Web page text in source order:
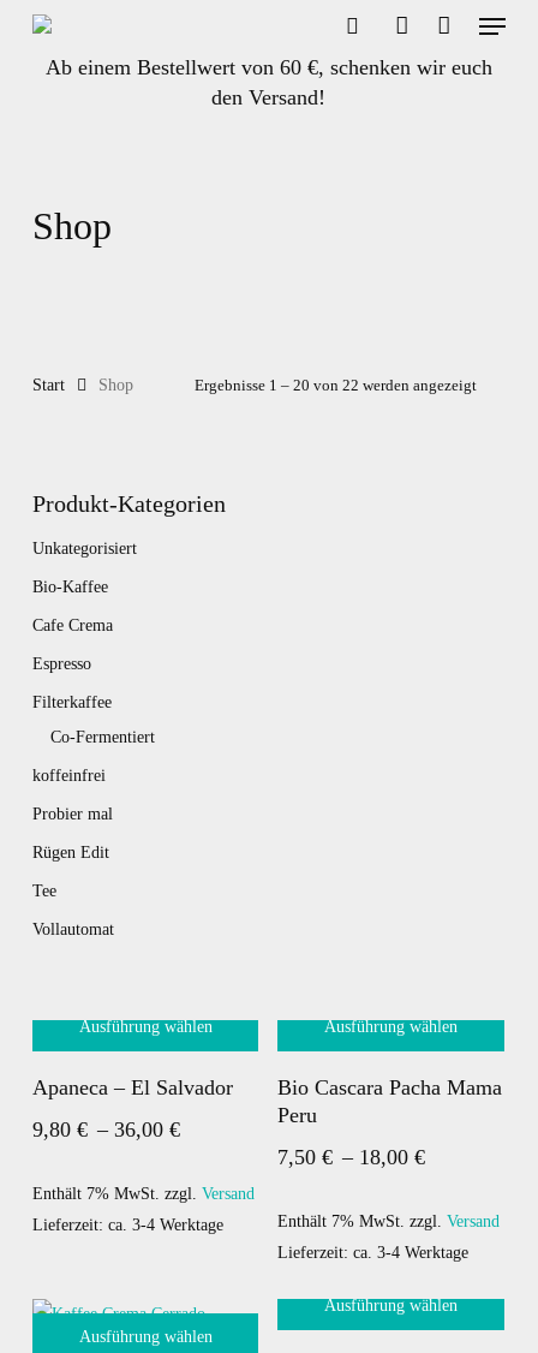
Menu
Ab einem Bestellwert von 60 €, schenken wir euch
den Versand!
Shop
Ergebnisse 1 – 20 von 22 werden angezeigt
Start Shop
Produkt-Kategorien
Unkategorisiert
Bio-Kaffee
Cafe Crema
Espresso
Filterkaffee
Co-Fermentiert
koffeinfrei
Probier mal
Rügen Edit
Tee
Vollautomat
Ausführung wählen
Produkt
weist
Varianten
auf.
können
Apaneca – El Salvador
9,80 € – 36,00 € Preisspanne:
bis
36,00 €
Enthält 7% MwSt. zzgl. Versand
Lieferzeit: ca. 3-4 Werktage
Ausführung wählen
Produkt
weist
mehrere
auf.
Die
können
Bio Cascara Pacha Mama
Peru
7,50€ – 18,00€
bis
18,00 €
Enthält 7% MwSt. zzgl.Versand
Lieferzeit: ca. 3-4 Werktage
Ausführung wählen
Ausführung wählen